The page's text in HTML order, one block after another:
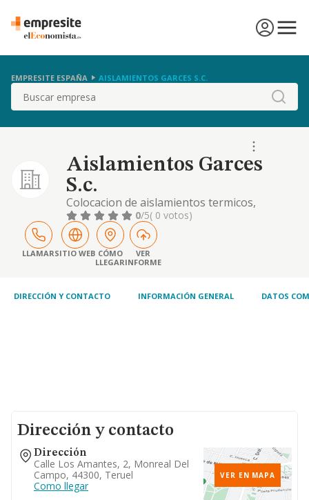
EMPRESITE ESPAÑA AISLAMIENTOS GARCES S.C.
Buscar
Aislamientos Garces
S.c.
Colocacion de aislamientos termicos,
fonicos, etc.
0/5( 0 votos)
LLAMARSITIO WEB CÓMO
LLEGAR
VER
INFORME
DIRECCIÓN Y CONTACTO INFORMACIÓN GENERAL DATOS
Dirección y contacto
Dirección
Calle Los Amantes, 2, Monreal Del
Campo, 44300, Teruel
Como llegar
VER EN MAPA